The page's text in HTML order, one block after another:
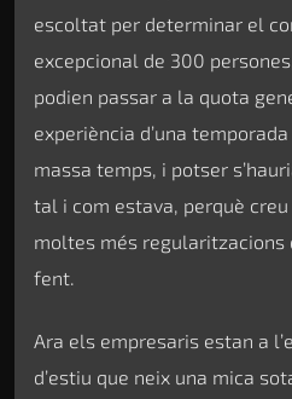
escoltat per determinar el
excepcional de 300
podien passar a la quota
experiència d’una
massa temps, i potser
tal i com estava, perquè
moltes més regularitzacions
fent.
Ara els empresaris estan a
d’estiu que neix una mica